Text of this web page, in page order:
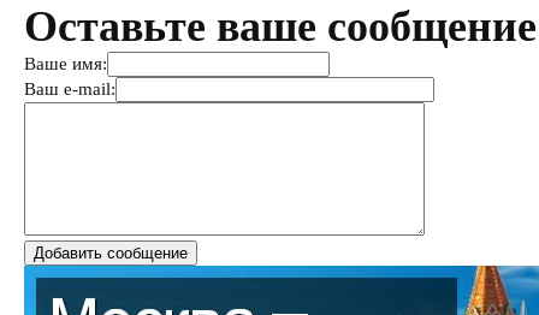
Оставьте ваше
Ваше имя:
Ваш e-mail: